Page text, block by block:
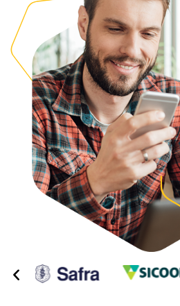
MAIS
Integre seus
Integre seu sistema